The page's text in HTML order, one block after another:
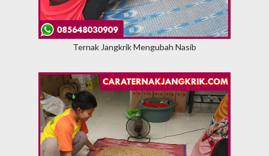
Ternak Jangkrik Mengubah Nasib